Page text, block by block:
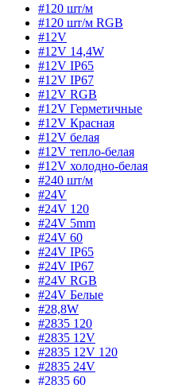
#120 шт/м
#120 шт/м RGB
#12V
#12V 14,4W
#12V IP65
#12V IP67
#12V RGB
#12V Герметичные
#12V Красная
#12V белая
#12V тепло-белая
#12V холодно-белая
#240 шт/м
#24V
#24V 120
#24V 5mm
#24V 60
#24V IP65
#24V IP67
#24V RGB
#24V Белые
#28,8W
#2835 120
#2835 12V
#2835 12V 120
#2835 24V
#2835 60